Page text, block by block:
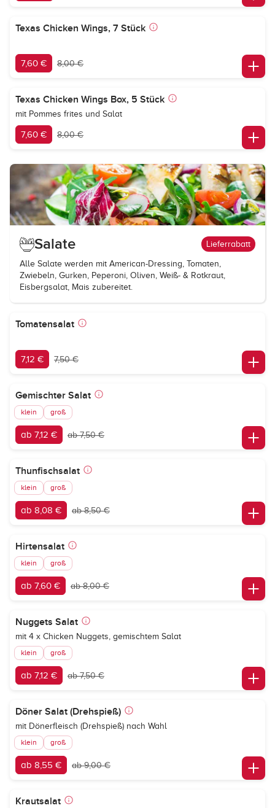
Texas Chicken Wings, 7 Stück
7,60 € 8,00 €
Texas Chicken Wings Box, 5 Stück
mit Pommes frites und Salat
7,60 € 8,00 €
Salate Lieferrabatt
Alle Salate werden mit American-Dressing, Tomaten,
Zwiebeln, Gurken, Peperoni, Oliven, Weiß- & Rotkraut,
Eisbergsalat, Mais zubereitet.
Tomatensalat
7,12 € 7,50 €
Gemischter Salat
klein groß
ab 7,12 € ab 7,50 €
Thunfischsalat
klein groß
ab 8,08 € ab 8,50 €
Hirtensalat
klein groß
ab 7,60 € ab 8,00 €
Nuggets Salat
mit 4 x Chicken Nuggets, gemischtem Salat
klein groß
ab 7,12 € ab 7,50 €
Döner Salat (Drehspieß)
mit Dönerfleisch (Drehspieß) nach Wahl
klein groß
ab 8,55 € ab 9,00 €
Krautsalat